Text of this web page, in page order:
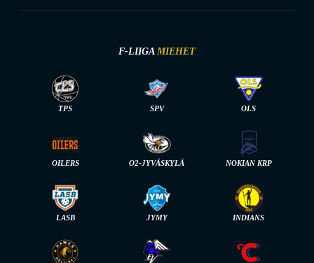
F-LIIGA MIEHET
TPS SPV OLS
OILERS O2-JYVÄSKYLÄ NOKIAN KRP
LASB JYMY INDIANS